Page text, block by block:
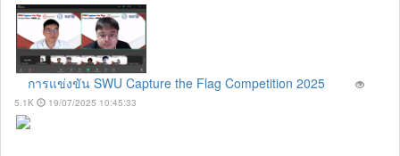
การแข่งขัน SWU Capture the Flag Competition 2025
5.1K 19/07/2025 10:45:33